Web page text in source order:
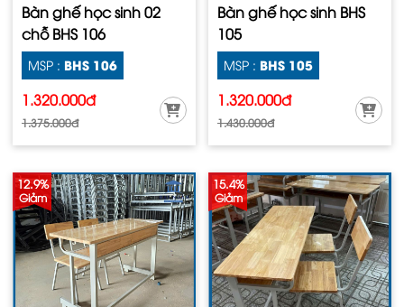
Bàn ghế học sinh 02
chỗ BHS 106
MSP : BHS 106
1.320.000đ
1.375.000đ
Bàn ghế học sinh BHS
105
MSP : BHS 105
1.320.000đ
1.430.000đ
12.9%
Giảm
15.4%
Giảm